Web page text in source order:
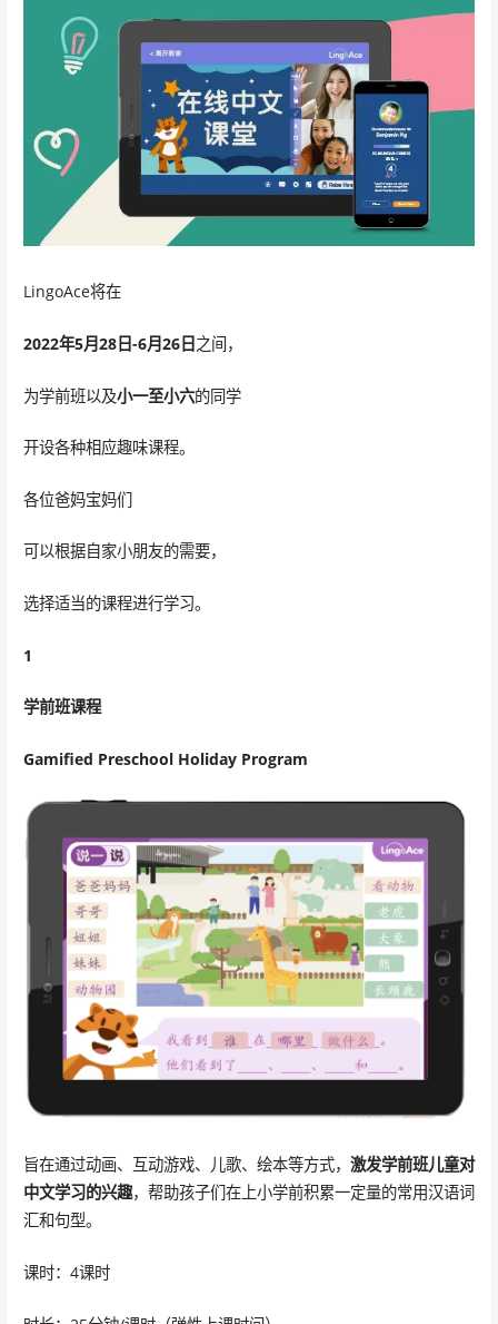
LingoAce将在
2022年5月28日-6月26日之间，
为学前班以及小一至小六的同学
开设各种相应趣味课程。
各位爸妈宝妈们
可以根据自家小朋友的需要，
选择适当的课程进行学习。
1
学前班课程
Gamified Preschool Holiday Program
旨在通过动画、互动游戏、儿歌、绘本等方式， 激发学前班儿童对
中文学习的兴趣，帮助孩子们在上小学前积累一定量的常用汉语词
汇和句型。
课时：4课时